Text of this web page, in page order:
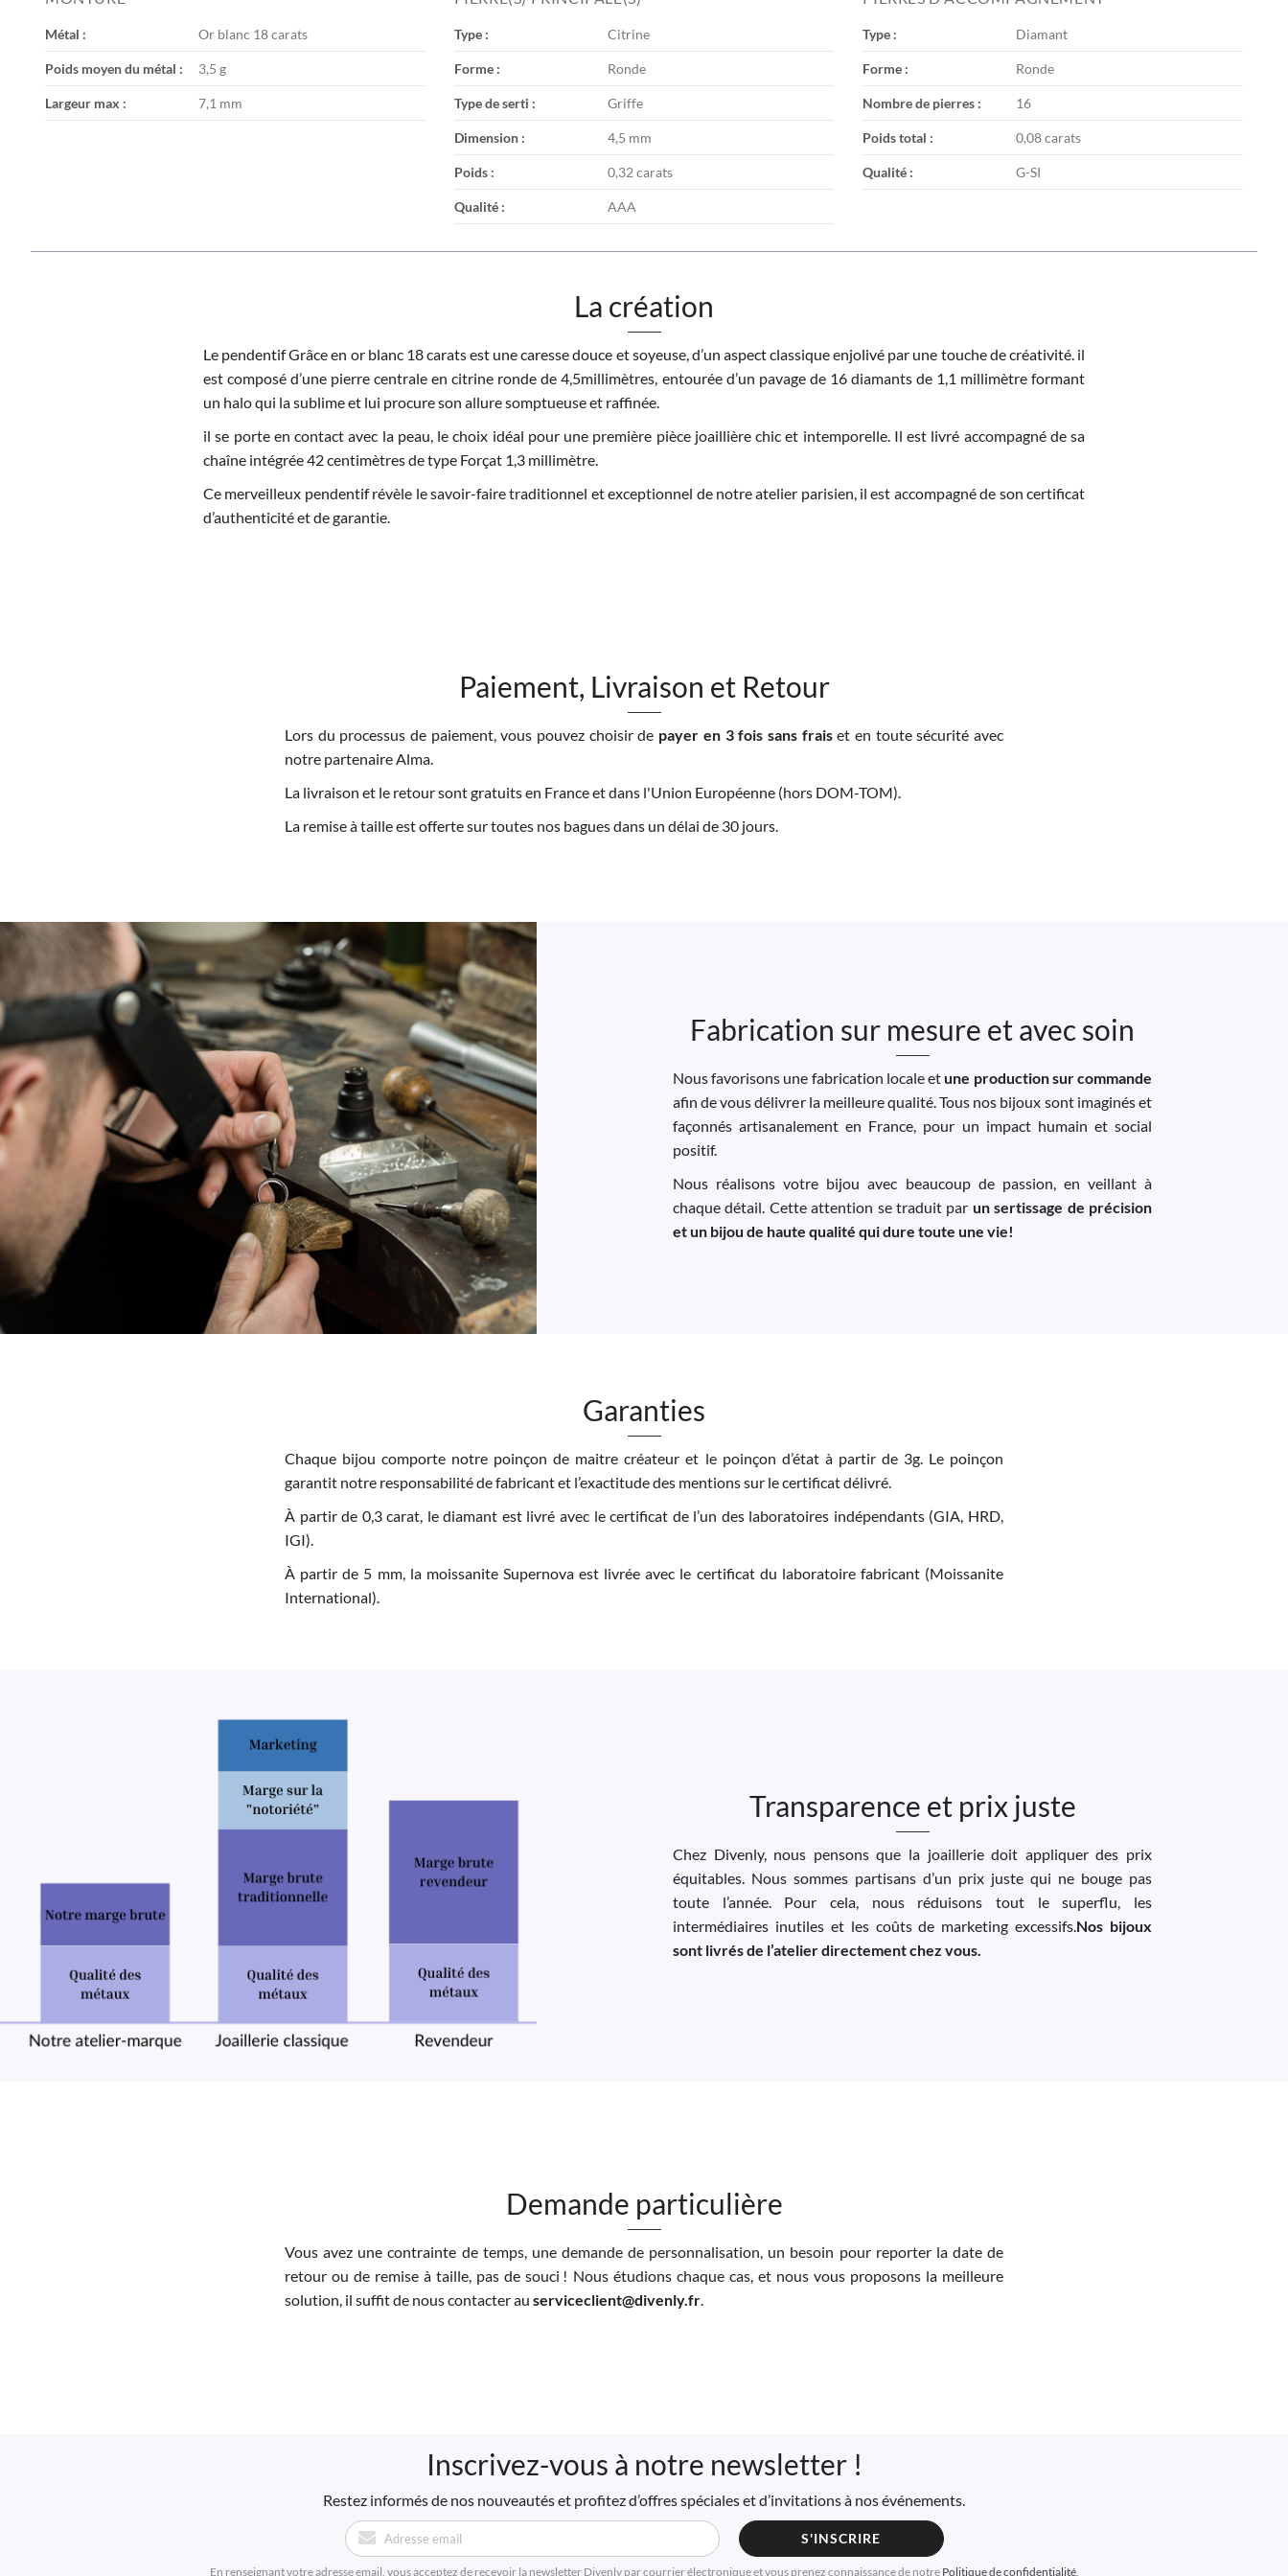
images
Métal : Or blanc 18 carats
Poids moyen du métal : 3,5 g
Largeur max : 7,1 mm
Type : Citrine
Forme : Ronde
Type de serti : Griffe
Dimension : 4,5 mm
Poids : 0,32 carats
Qualité : AAA
Type : Diamant
Forme : Ronde
Nombre de pierres : 16
Poids total : 0,08 carats
Qualité : G-SI
La création
Le pendentif Grâce en or blanc 18 carats est une caresse douce et soyeuse, d’un aspect classique enjolivé par une touche de créativité. il
est composé d’une pierre centrale en citrine ronde de 4,5millimètres, entourée d’un pavage de 16 diamants de 1,1 millimètre formant
un halo qui la sublime et lui procure son allure somptueuse et raffinée.
il se porte en contact avec la peau, le choix idéal pour une première pièce joaillière chic et intemporelle. Il est livré accompagné de sa
chaîne intégrée 42 centimètres de type Forçat 1,3 millimètre.
Ce merveilleux pendentif révèle le savoir-faire traditionnel et exceptionnel de notre atelier parisien, il est accompagné de son certificat
d’authenticité et de garantie.
Paiement, Livraison et Retour
Lors du processus de paiement, vous pouvez choisir de payer en 3 fois sans fraiset en toute sécurité avec
notre partenaire Alma.
La livraison et le retour sont gratuits en France et dans l'Union Européenne (hors DOM-TOM).
La remise à taille est offerte sur toutes nos bagues dans un délai de 30 jours.
Fabrication sur mesure et avec soin
Nous favorisons une fabrication locale etune production sur commande
afin de vous délivrer la meilleure qualité. Tous nos bijoux sont imaginés et
façonnés artisanalement en France, pour un impact humain et social
positif.
Nous réalisons votre bijou avec beaucoup de passion, en veillant à
chaque détail. Cette attention se traduit par un sertissage de précision
et un bijou de haute qualité qui dure toute une vie!
Garanties
Chaque bijou comporte notre poinçon de maitre créateur et le poinçon d’état à partir de 3g. Le poinçon
garantit notre responsabilité de fabricant et l’exactitude des mentions sur le certificat délivré.
À partir de 0,3 carat, le diamant est livré avec le certificat de l’un des laboratoires indépendants (GIA, HRD,
IGI).
À partir de 5 mm, la moissanite Supernova est livrée avec le certificat du laboratoire fabricant (Moissanite
International).
Transparence et prix juste
Chez Divenly, nous pensons que la joaillerie doit appliquer des prix
équitables. Nous sommes partisans d’un prix juste qui ne bouge pas
toute l’année. Pour cela, nous réduisons tout le superflu, les
intermédiaires inutiles et les coûts de marketing excessifs. Nos bijoux
sont livrés de l’atelier directement chez vous.
Demande particulière
Vous avez une contrainte de temps, une demande de personnalisation, un besoin pour reporter la date de
retour ou de remise à taille, pas de souci ! Nous étudions chaque cas, et nous vous proposons la meilleure
solution, il suffit de nous contacter au serviceclient@divenly.fr
Inscrivez-vous à notre newsletter !
Restez informés de nos nouveautés et profitez d’offres spéciales et d’invitations à nos événements.
S'INSCRIRE
En renseignant votre adresse email, vous acceptez de reçevoir la newsletter Divenly par courrier électronique et vous prenez connaissance de notre Politique de confidentialité.